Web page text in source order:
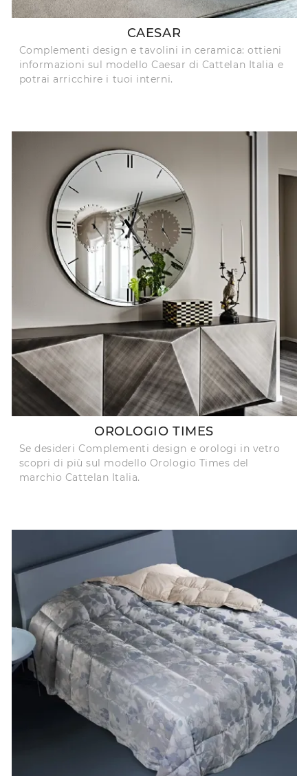
CAESAR
Complementi design e tavolini in ceramica: ottieni
informazioni sul modello Caesar di Cattelan Italia e
potrai arricchire i tuoi interni.
OROLOGIO TIMES
Se desideri Complementi design e orologi in vetro
scopri di più sul modello Orologio Times del
marchio Cattelan Italia.